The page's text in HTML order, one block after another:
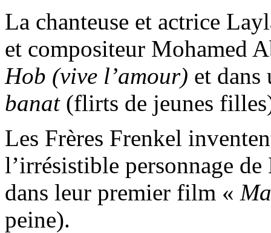
La chanteuse et actrice
et compositeur Mohamed
Hob (vive l’amour) et dans
banat(flirts de jeunes
Les Frères Frenkel
l’irrésistible personnage
dans leur premier film «
peine).